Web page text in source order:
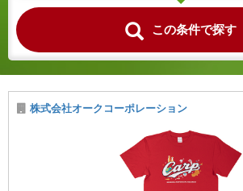
この条件で探す
株式会社オークコーポレーション